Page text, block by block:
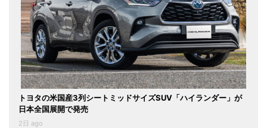
トヨタの米国産3列シートミッドサイズSUV「ハイランダー」が
日本全国展開で発売
2日 ago